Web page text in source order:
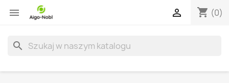
 shopping_cart (0)

search